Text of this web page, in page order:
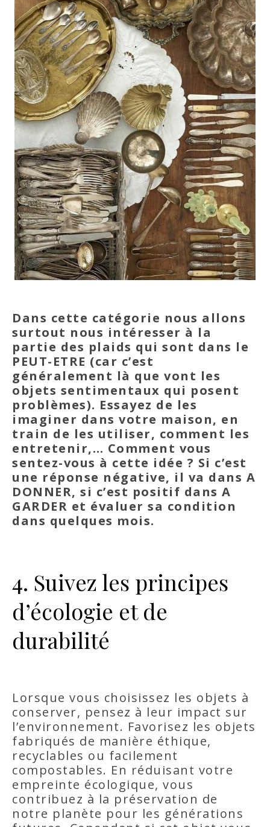
Dans cette catégorie nous allons
surtout nous intéresser à la
partie des plaids qui sont dans le
PEUT-ETRE (car c’est
généralement là que vont les
objets sentimentaux qui posent
problèmes). Essayez de les
imaginer dans votre maison, en
train de les utiliser, comment les
entretenir,… Comment vous
sentez-vous à cette idée ? Si c’est
une réponse négative, il va dans A
DONNER, si c’est positif dans A
GARDER et évaluer sa condition
dans quelques mois.
4. Suivez les principes
d’écologie et de
durabilité
Lorsque vous choisissez les objets à
conserver, pensez à leur impact sur
l’environnement. Favorisez les objets
fabriqués de manière éthique,
recyclables ou facilement
compostables. En réduisant votre
empreinte écologique, vous
contribuez à la préservation de
notre planète pour les générations